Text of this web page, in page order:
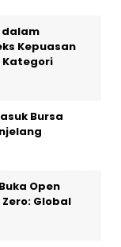
dalam
Kepuasan
Kategori
Bursa
Open
Global